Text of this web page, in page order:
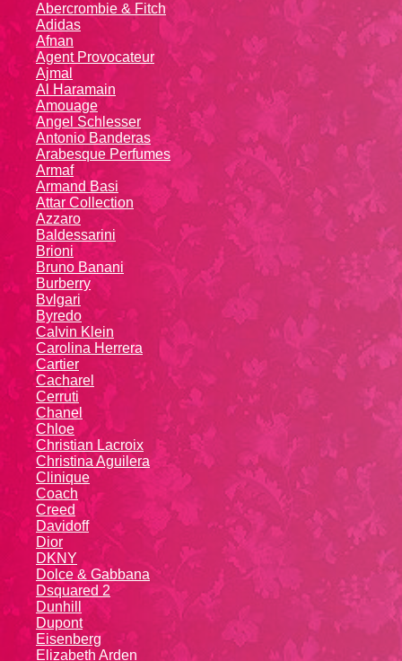
Abercrombie & Fitch
Adidas
Afnan
Agent Provocateur
Ajmal
Al Haramain
Amouage
Angel Schlesser
Antonio Banderas
Arabesque Perfumes
Armaf
Armand Basi
Attar Collection
Azzaro
Baldessarini
Brioni
Bruno Banani
Burberry
Bvlgari
Byredo
Calvin Klein
Carolina Herrera
Cartier
Caсhаrеl
Cerruti
Chanel
Chloe
Christian Lacroix
Christina Aguilera
Cliniquе
Coach
Creed
Davidoff
Dior
DKNY
Dolce & Gabbana
Dsquared 2
Dunhill
Dupont
Eisenberg
Elizabeth Arden